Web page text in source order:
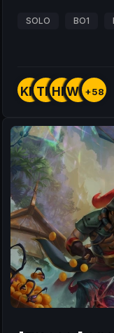
SOLO BO1
KMTMHMWM+58